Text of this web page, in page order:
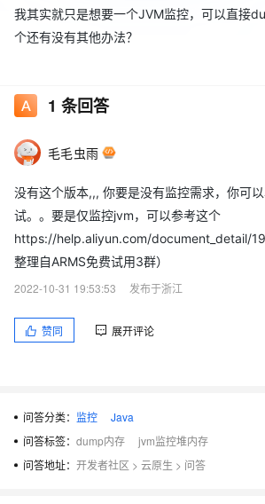
我其实就只是想要一个JVM监控，可以直接
个还有没有其他办法？
1 条回答
毛毛虫雨
没有这个版本,,, 你要是没有监控需求，你可
试。。要是仅监控jvm，可以参考这个
https://help.aliyun.com/document_detail/
整理自ARMS免费试用3群）
2022-10-31 19:53:53
发布于浙江
赞同 展开评论
问答分类： 监控
Java
问答标签： dump内存
jvm监控堆内存
问答地址： 开发者社区 > 云原生 > 问答